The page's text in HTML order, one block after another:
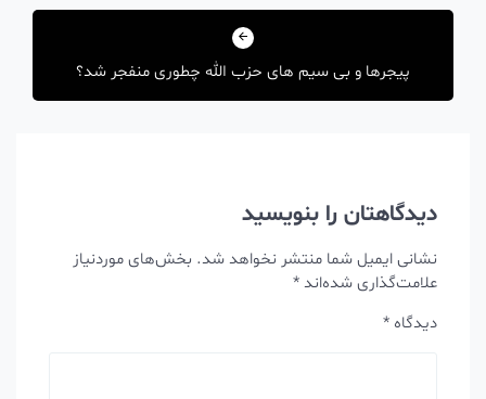
پیجرها و بی سیم های حزب الله چطوری منفجر شد؟
دیدگاهتان را بنویسید
نشانی ایمیل شما منتشر نخواهد شد.بخش‌های موردنیاز
علامت‌گذاری شده‌اند*
دیدگاه*